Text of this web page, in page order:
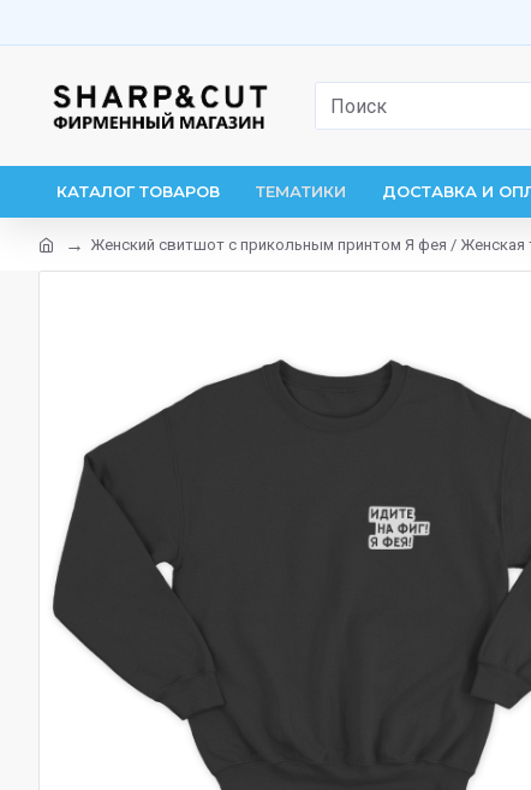
КАТАЛОГ ТОВАРОВ ТЕМАТИКИ ДОСТАВКА И
Женский свитшот с прикольным принтом Я фея /